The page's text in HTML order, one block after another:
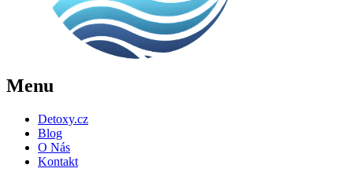
Menu
Detoxy.cz
Blog
O Nás
Kontakt